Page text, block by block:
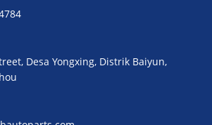
Desa Yongxing, Distrik Baiyun,